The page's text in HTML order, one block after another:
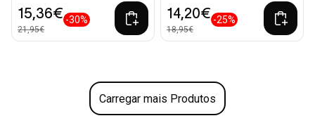
15,36€
21,95€
-30% 14,20€
18,95€
-25%
Carregar mais Produtos